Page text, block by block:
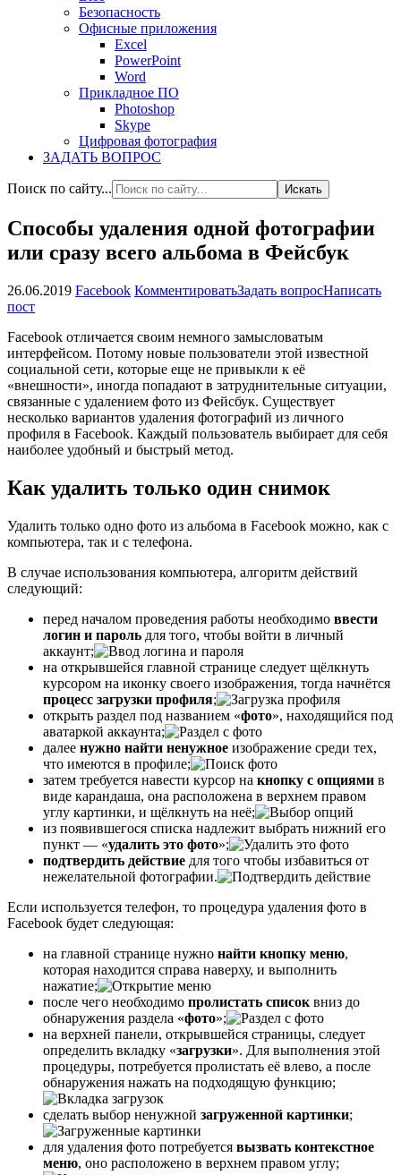
Безопасность
Офисные приложения
Excel
PowerPoint
Word
Прикладное ПО
Photoshop
Skype
Цифровая фотография
ЗАДАТЬ ВОПРОС
Поиск по сайту...
Способы удаления одной фотографии
или сразу всего альбома в Фейсбук
26.06.2019 Facebook КомментироватьЗадать вопросНаписать
пост
Facebook отличается своим немного замысловатым
интерфейсом. Потому новые пользователи этой известной
социальной сети, которые еще не привыкли к её
«внешности», иногда попадают в затруднительные ситуации,
связанные с удалением фото из Фейсбук. Существует
несколько вариантов удаления фотографий из личного
профиля в Facebook. Каждый пользователь выбирает для себя
наиболее удобный и быстрый метод.
Как удалить только один снимок
Удалить только одно фото из альбома в Facebook можно, как с
компьютера, так и с телефона.
В случае использования компьютера, алгоритм действий
следующий:
перед началом проведения работы необходимо ввести
логин и пароль для того, чтобы войти в личный
аккаунт;
на открывшейся главной странице следует щёлкнуть
курсором на иконку своего изображения, тогда начнётся
процесс загрузки профиля;
открыть раздел под названием «фото», находящийся под
аватаркой аккаунта;
далее нужно найти ненужное изображение среди тех,
что имеются в профиле;
затем требуется навести курсор на кнопку с опциями в
виде карандаша, она расположена в верхнем правом
углу картинки, и щёлкнуть на неё;
из появившегося списка надлежит выбрать нижний его
пункт — «удалить это фото»;
подтвердить действие для того чтобы избавиться от
нежелательной фотографии.
Если используется телефон, то процедура удаления фото в
Facebook будет следующая:
на главной странице нужно найти кнопку меню,
которая находится справа наверху, и выполнить
нажатие;
после чего необходимо пролистать список вниз до
обнаружения раздела «фото»;
на верхней панели, открывшейся страницы, следует
определить вкладку «загрузки». Для выполнения этой
процедуры, потребуется пролистать её влево, а после
обнаружения нажать на подходящую функцию;
сделать выбор ненужной загруженной картинки;
для удаления фото потребуется вызвать контекстное
меню, оно расположено в верхнем правом углу;